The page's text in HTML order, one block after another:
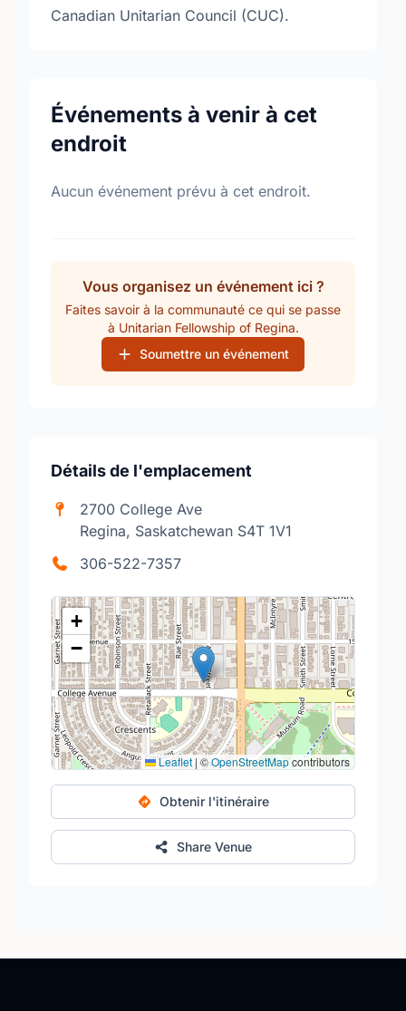
Canadian Unitarian Council (CUC).
Événements à venir à cet
endroit
Aucun événement prévu à cet endroit.
Vous organisez un événement ici ?
Faites savoir à la communauté ce qui se passe
à Unitarian Fellowship of Regina.
Soumettre un événement
Détails de l'emplacement
2700 College Ave
Regina, Saskatchewan S4T 1V1
306-522-7357
+
−
Leaflet | ©OpenStreetMapcontributors
Obtenir l'itinéraire
Share Venue